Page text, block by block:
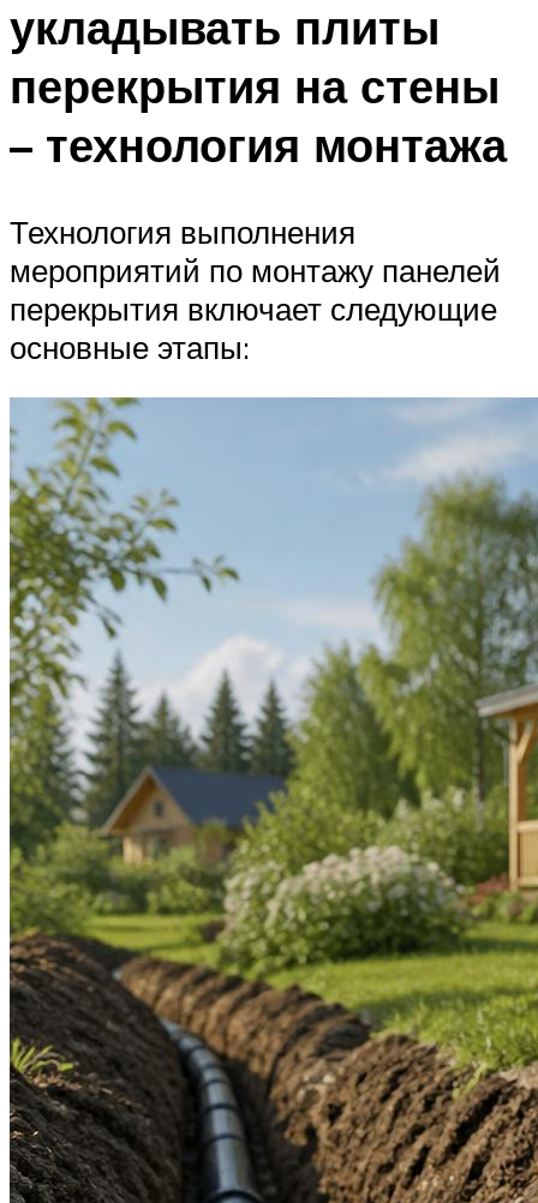
укладывать плиты
перекрытия на стены
– технология монтажа
Технология выполнения
мероприятий по монтажу панелей
перекрытия включает следующие
основные этапы: